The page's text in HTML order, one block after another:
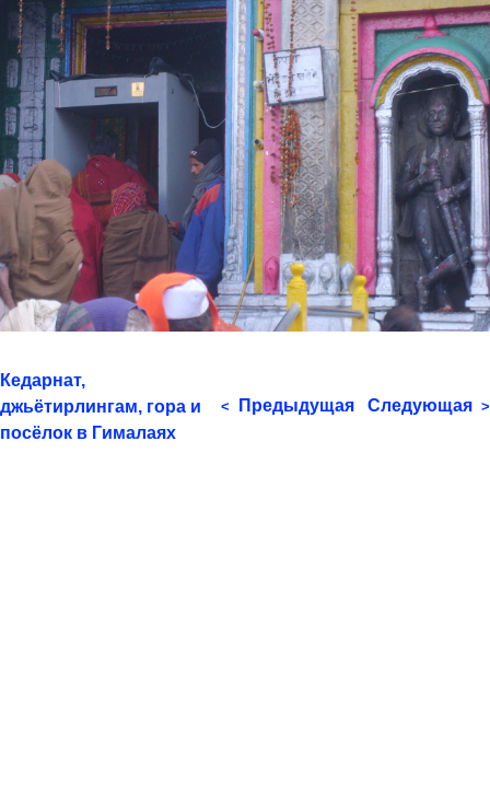
Кедарнат,
джьётирлингам, гора и
посёлок в Гималаях
< Предыдущая Следующая >